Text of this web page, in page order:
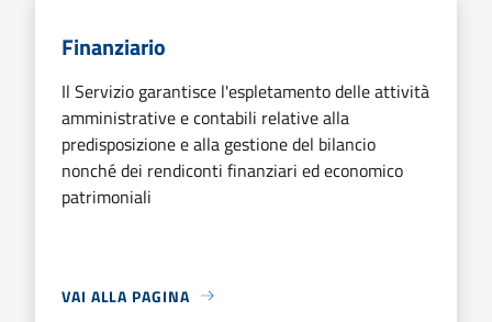
Finanziario
Il Servizio garantisce l'espletamento delle attività
amministrative e contabili relative alla
predisposizione e alla gestione del bilancio
nonché dei rendiconti finanziari ed economico
patrimoniali
VAI ALLA PAGINA